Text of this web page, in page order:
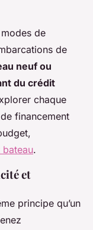
de
de
neuf ou
du crédit
chaque
financement
.
et
principe qu’un